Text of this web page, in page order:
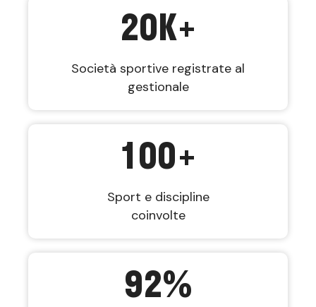
20K+
Società sportive registrate al
gestionale
100+
Sport e discipline
coinvolte
92%